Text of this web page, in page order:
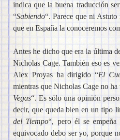
indica que la buena traducción
“Sabiendo“. Parece que ni
que en España la conoceremos
Antes he dicho que era la última
Nicholas Cage. También eso es
Alex Proyas ha dirigido “El
mientras que Nicholas Cage no
Vegas“. Es sólo una opinión
decir, que queda bien en un tipo
del Tiempo“, pero él se
equivocado debo ser yo, porque